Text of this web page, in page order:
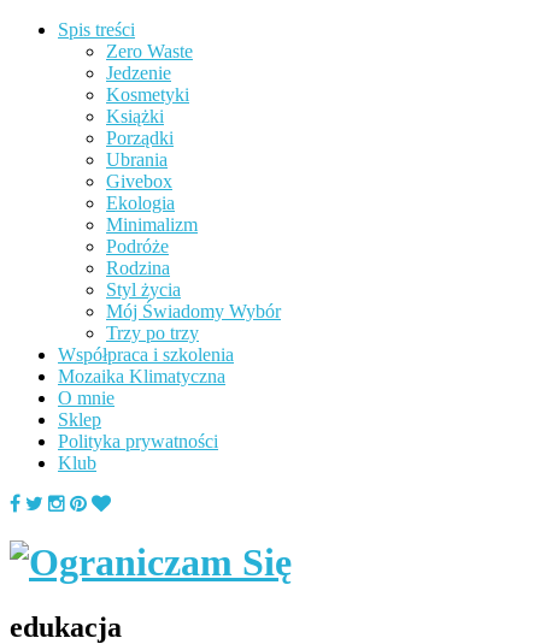
Spis treści
Zero Waste
Jedzenie
Kosmetyki
Książki
Porządki
Ubrania
Givebox
Ekologia
Minimalizm
Podróże
Rodzina
Styl życia
Mój Świadomy Wybór
Trzy po trzy
Współpraca i szkolenia
Mozaika Klimatyczna
O mnie
Sklep
Polityka prywatności
Klub
edukacja